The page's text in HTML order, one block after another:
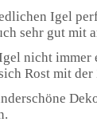
Igel
sehr gut mit
nicht
Rost mit